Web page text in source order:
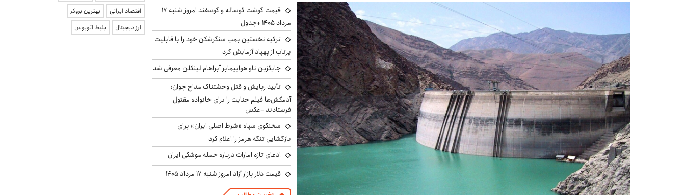
قیمت گوشت گوساله و گوسفند امروز شنبه ۱۷
مرداد ۱۴۰۵ +جدول
ترکیه نخستین بمب سنگرشکن خود را با قابلیت
پرتاب از پهپاد آزمایش کرد
جایگزین ناو هواپیمابر آبراهام لینکلن معرفی شد
تأیید ربایش و قتل وحشتناک مداح جوان؛
آدمکش‌ها فیلم جنایت را برای خانواده مقتول
فرستادند +عکس
سخنگوی سپاه «شرط اصلی ایران» برای
بازگشایی تنگه هرمز را اعلام کرد
ادعای تازه امارات درباره حمله موشکی ایران
قیمت دلار بازار آزاد امروز شنبه ۱۷ مرداد ۱۴۰۵
اقتصاد ایرانی
بهترین بروکر
ارز دیجیتال
بلیط اتوبوس